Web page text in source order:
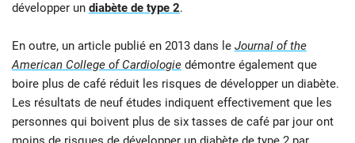
développer un diabète de type 2.
En outre, un article publié en 2013 dans le Journal of the
American College of Cardiologie démontre également que
boire plus de café réduit les risques de développer un diabète.
Les résultats de neuf études indiquent effectivement que les
personnes qui boivent plus de six tasses de café par jour ont